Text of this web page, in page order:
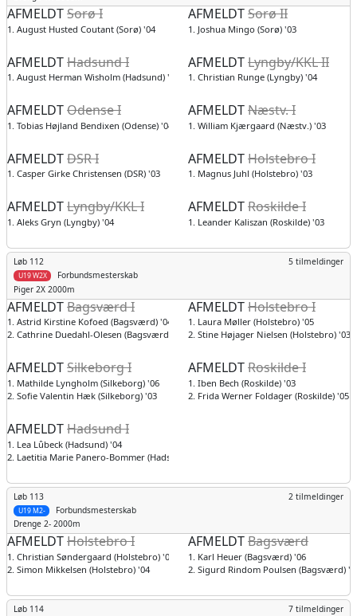
AFMELDTSorø I
1. August Husted Coutant (Sorø) '04
AFMELDTSorø II
1. Joshua Mingo (Sorø) '03
AFMELDTHadsund I
1. August Herman Wisholm (Hadsund) '04
AFMELDTLyngby/KKL II
1. Christian Runge (Lyngby) '04
AFMELDTOdense I
1. Tobias Højland Bendixen (Odense) '04
AFMELDTNæstv. I
1. William Kjærgaard (Næstv.) '03
AFMELDTDSR I
1. Casper Girke Christensen (DSR) '03
AFMELDTHolstebro I
1. Magnus Juhl (Holstebro) '03
AFMELDTLyngby/KKL I
1. Aleks Gryn (Lyngby) '04
AFMELDTRoskilde I
1. Leander Kaliszan (Roskilde) '03
Løb 112
Forbundsmesterskab
5 tilmeldinger
U19 W2X
Piger 2X 2000m
AFMELDTBagsværd I
1. Astrid Kirstine Kofoed (Bagsværd) '04
2. Cathrine Duedahl-Olesen (Bagsværd) '03
AFMELDTHolstebro I
1. Laura Møller (Holstebro) '05
2. Stine Højager Nielsen (Holstebro) '03
AFMELDTSilkeborg I
1. Mathilde Lyngholm (Silkeborg) '06
2. Sofie Valentin Hæk (Silkeborg) '03
AFMELDTRoskilde I
1. Iben Bech (Roskilde) '03
2. Frida Werner Foldager (Roskilde) '05
AFMELDTHadsund I
1. Lea Lûbeck (Hadsund) '04
2. Laetitia Marie Panero-Bommer (Hadsund) '03
Løb 113
Forbundsmesterskab
2 tilmeldinger
U19 M2-
Drenge 2- 2000m
AFMELDTHolstebro I
1. Christian Søndergaard (Holstebro) '04
2. Simon Mikkelsen (Holstebro) '04
AFMELDTBagsværd
1. Karl Heuer (Bagsværd) '06
2. Sigurd Rindom Poulsen (Bagsværd)
Løb 114
7 tilmeldinger